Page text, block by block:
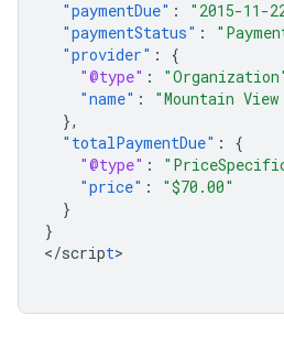
"paymentDue" : "2015-11-
"paymentStatus" :
"provider" :
{
"@type" :
"name" :
"Mountain
},
"totalPaymentDue" :
{
"@type" :
"price" :
"$70.00"
}
}
</script>